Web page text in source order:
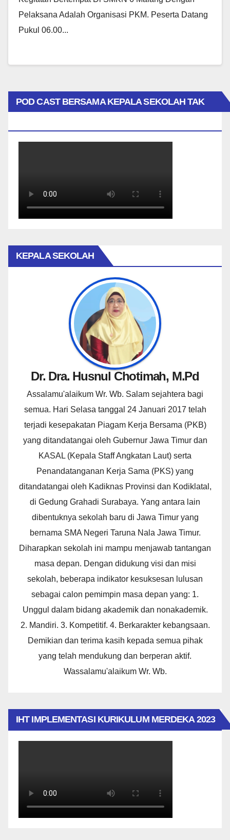
Pelaksana Adalah Organisasi PKM. Peserta Datang
Pukul 06.00...
POD CAST BERSAMA KEPALA SEKOLAH TAK
KEPALA SEKOLAH
Dr. Dra. Husnul Chotimah, M.Pd
Assalamu'alaikum Wr. Wb. Salam sejahtera bagi
semua. Hari Selasa tanggal 24 Januari 2017 telah
terjadi kesepakatan Piagam Kerja Bersama (PKB)
yang ditandatangai oleh Gubernur Jawa Timur dan
KASAL (Kepala Staff Angkatan Laut) serta
Penandatanganan Kerja Sama (PKS) yang
ditandatangai oleh Kadiknas Provinsi dan Kodiklatal,
di Gedung Grahadi Surabaya. Yang antara lain
dibentuknya sekolah baru di Jawa Timur yang
bernama SMA Negeri Taruna Nala Jawa Timur.
Diharapkan sekolah ini mampu menjawab tantangan
masa depan. Dengan didukung visi dan misi
sekolah, beberapa indikator kesuksesan lulusan
sebagai calon pemimpin masa depan yang: 1.
Unggul dalam bidang akademik dan nonakademik.
2. Mandiri. 3. Kompetitif. 4. Berkarakter kebangsaan.
Demikian dan terima kasih kepada semua pihak
yang telah mendukung dan berperan aktif.
Wassalamu'alaikum Wr. Wb.
IHT IMPLEMENTASI KURIKULUM MERDEKA 2023